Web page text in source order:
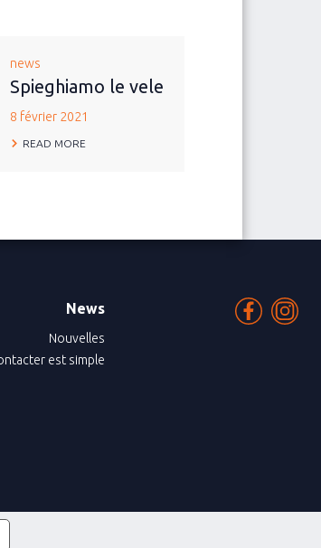
news
Spieghiamo le vele
8 février 2021
READ MORE
News
Nouvelles
est simple